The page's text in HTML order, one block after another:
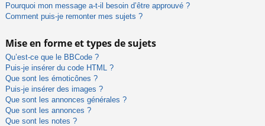
Pourquoi mon message a-t-il besoin d’être approuvé ?
Comment puis-je remonter mes sujets ?
Mise en forme et types de sujets
Qu’est-ce que le BBCode ?
Puis-je insérer du code HTML ?
Que sont les émoticônes ?
Puis-je insérer des images ?
Que sont les annonces générales ?
Que sont les annonces ?
Que sont les notes ?